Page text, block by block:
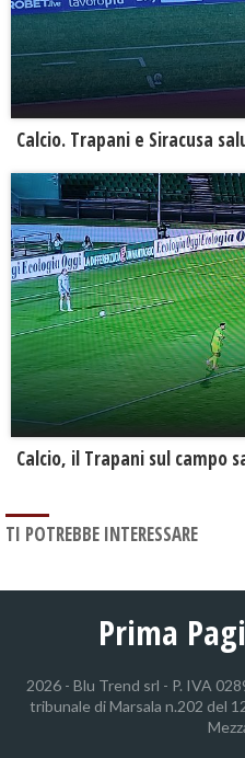
Calcio. Trapani e Siracusa
Calcio, il Trapani sul campo
TI POTREBBE INTERESSARE
Prima
2026 - Blu Trend srl - P. IVA
tribunale di Marsala n.202 del